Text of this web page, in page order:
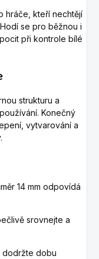
hráče, kteří nechtějí
se pro běžnou i
při kontrole bílé
strukturu a
Konečný
vytvarování a
14 mm odpovídá
srovnejte a
dodržte dobu